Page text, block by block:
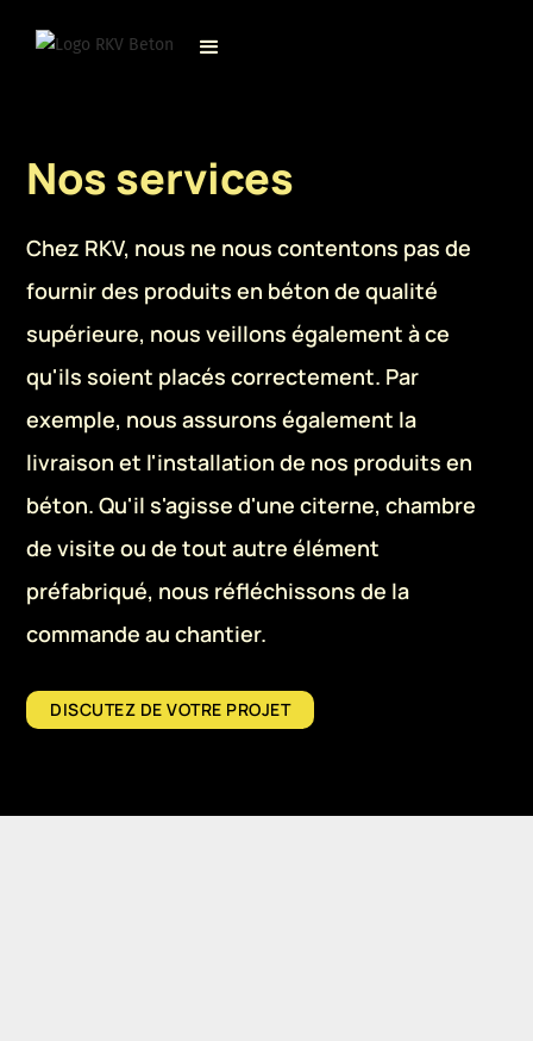
Nos services
Chez RKV, nous ne nous contentons pas de
fournir des produits en béton de qualité
supérieure, nous veillons également à ce
qu'ils soient placés correctement. Par
exemple, nous assurons également la
livraison et l'installation de nos produits en
béton. Qu'il s'agisse d'une citerne, chambre
de visite ou de tout autre élément
préfabriqué, nous réfléchissons de la
commande au chantier.
DISCUTEZ DE VOTRE PROJET